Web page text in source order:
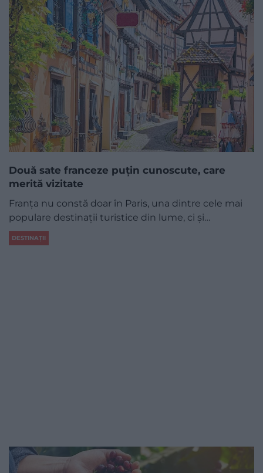
Două sate franceze puțin cunoscute, care
merită vizitate
Franța nu constă doar în Paris, una dintre cele mai
populare destinații turistice din lume, ci și…
DESTINAȚII